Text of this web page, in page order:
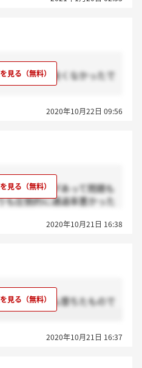
が通過率は良くなかったで
で何とかなったのですが
を一時間で120問答える
じ問題数の模擬テストを何
は違ったのでしょうが...
１週間程度ではカバーしき
地理、政治など一切学ん
てもSCOAは難易度の高
種類が分かったならば
2020年10月22日 09:56
特な緊張感があって問題も
も圧倒的に通過率悪かった
2020年10月21日 16:38
とは公務員も堕ちたもので
2020年10月21日 16:37